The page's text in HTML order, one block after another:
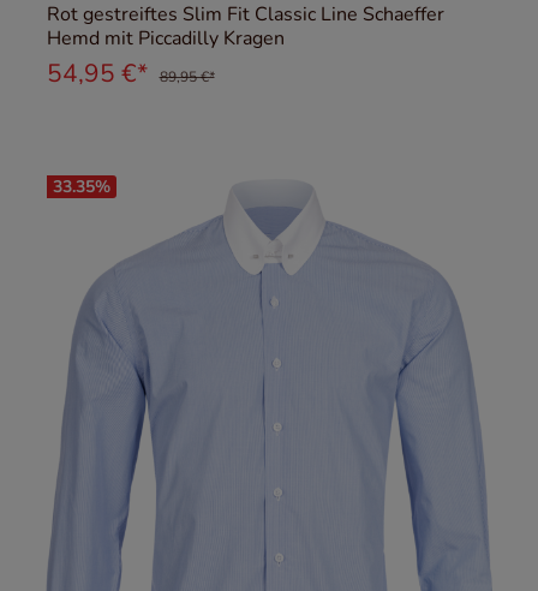
Rot gestreiftes Slim Fit Classic Line Schaeffer
Hemd mit Piccadilly Kragen
54,95 €* 89,95 €*
33.35%